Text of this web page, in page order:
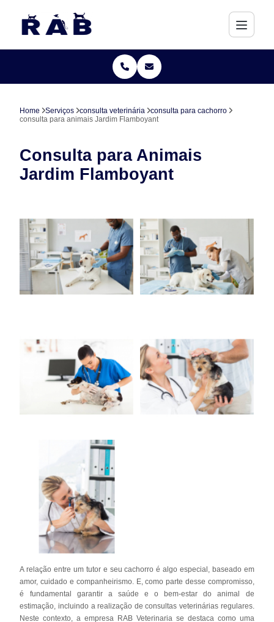
Home Serviços consulta veterinária
consulta para cachorro
consulta para animais Jardim Flamboyant
Consulta para Animais
Jardim Flamboyant
A relação entre um tutor e seu cachorro é algo especial, baseado em
amor, cuidado e companheirismo. E, como parte desse compromisso,
é fundamental garantir a saúde e o bem-estar do animal de
estimação, incluindo a realização de consultas veterinárias regulares.
Neste contexto, a empresa RAB Veterinaria se destaca como uma